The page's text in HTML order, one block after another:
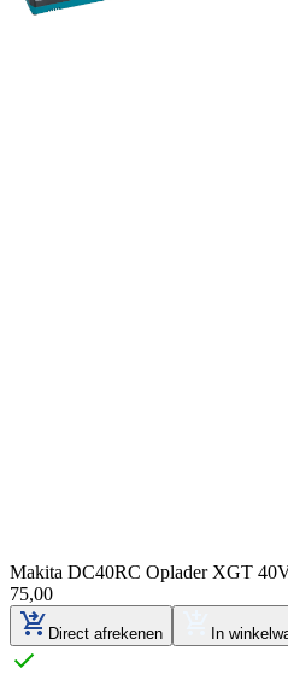
Makita DC40RC Oplader XGT
75,00
Direct afrekenen In